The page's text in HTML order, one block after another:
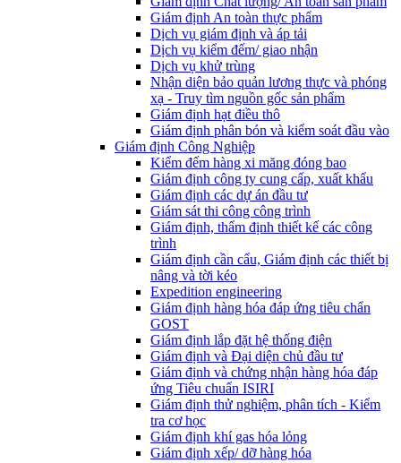
Giám định An toàn thực phẩm
Dịch vụ giám định và áp tải
Dịch vụ kiểm đếm/ giao nhận
Dịch vụ khử trùng
Nhận diện bảo quản lương thực và phóng
xạ - Truy tìm nguồn gốc sản phẩm
Giám định hạt điều thô
Giám định phân bón và kiểm soát đầu vào
Giám định Công Nghiệp
Kiểm đếm hàng xi măng đóng bao
Giám định công ty cung cấp, xuất khẩu
Giám định các dự án đầu tư
Giám sát thi công công trình
Giám định, thẩm định thiết kế các công
trình
Giám định cần cẩu, Giám định các thiết bị
nâng và tời kéo
Expedition engineering
Giám định hàng hóa đáp ứng tiêu chẩn
GOST
Giám định lắp đặt hệ thống điện
Giám định và Đại diện chủ đầu tư
Giám định và chứng nhận hàng hóa đáp
ứng Tiêu chuẩn ISIRI
Giám định thử nghiệm, phân tích - Kiểm
tra cơ học
Giám định khí gas hóa lỏng
Giám định xếp/ dỡ hàng hóa